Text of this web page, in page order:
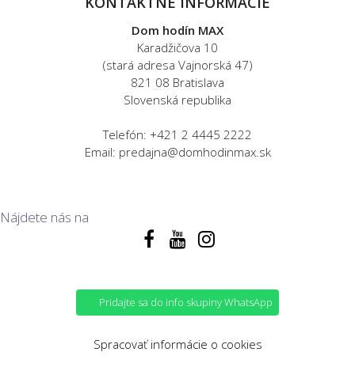
Dom hodín MAX
Karadžičova 10
(stará adresa Vajnorská 47)
821 08 Bratislava
Slovenská republika
Telefón: +421 2 4445 2222
Email: predajna@domhodinmax.sk
Nájdete nás na
Pridajte sa do info skupiny WhatsApp
Spracovať informácie o cookies